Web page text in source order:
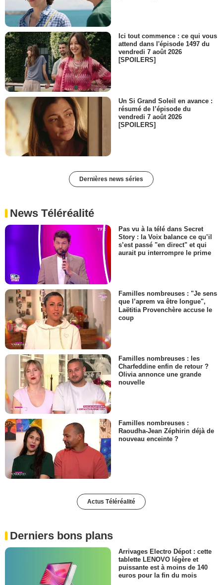
Ici tout commence : ce qui vous
attend dans l'épisode 1497 du
vendredi 7 août 2026
[SPOILERS]
Un Si Grand Soleil en avance :
résumé de l’épisode du
vendredi 7 août 2026
[SPOILERS]
Dernières news séries
News Téléréalité
Pas vu à la télé dans Secret
Story : la Voix balance ce qu’il
s’est passé "en direct" et qui
aurait pu interrompre le prime
Familles nombreuses : "Je sens
que l’aprem va être longue",
Laëtitia Provenchère accuse le
coup
Familles nombreuses : les
Charfeddine enfin de retour ?
Olivia annonce une grande
nouvelle
Familles nombreuses :
Raoudha-Jean Zéphirin déjà de
nouveau enceinte ?
Actus Téléréalité
Derniers bons plans
Arrivages Electro Dépot : cette
tablette LENOVO légère et
puissante est à moins de 140
euros pour la fin du mois